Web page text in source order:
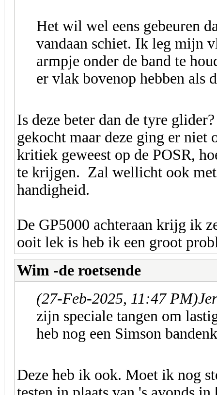
Het wil wel eens gebeuren
vandaan schiet. Ik leg mijn
armpje onder de band te
er vlak bovenop hebben als
Is deze beter dan de tyre
gekocht maar deze ging er
kritiek geweest op de POSR,
te krijgen. Zal wellicht ook met
handigheid.
De GP5000 achteraan krijg ik
ooit lek is heb ik een groot
Wim -de roetsende
(27-Feb-2025, 11:47 PM)
zijn speciale tangen om
heb nog een Simson
Deze heb ik ook. Moet ik nog